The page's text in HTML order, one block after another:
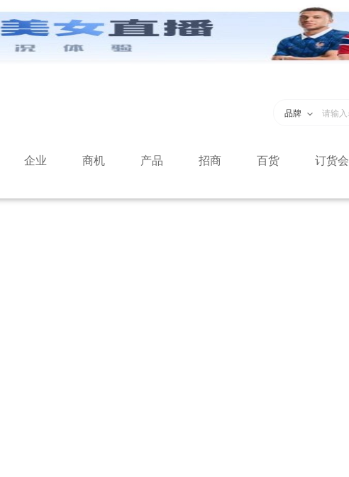
品牌
企业 商机 产品 招商 百货 订货会